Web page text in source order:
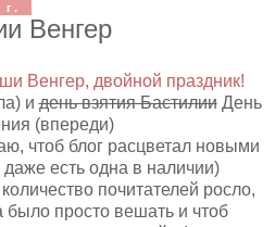
Венгер
Венгер, двойной праздник!
идень взятия БастилииДень
(впереди)
чтоб блог расцветал новыми
есть одна в наличии)
почитателей росло,
было просто вешать и чтоб